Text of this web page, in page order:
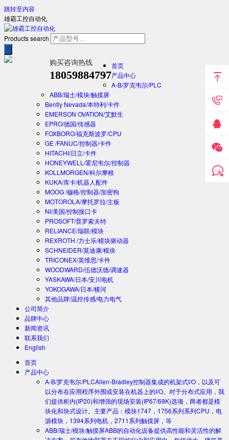
跳转至内容
雄霸工控自动化
Products search
购买咨询热线
18059884797
首页
产品中心
A-B/罗克韦尔/PLC
ABB/瑞士/模块/触摸屏
Bently Nevada/本特利/卡件
EMERSON OVATION/艾默生
EPRO/德国/传感器
FOXBORO/福克斯波罗/CPU
GE /FANUC/控制器/卡件
HITACHI/日立/卡件
HONEYWELL/霍尼韦尔/控制器
KOLLMORGEN/科尔摩根
KUKA/库卡/机器人配件
MOOG /穆格/控制器/加密狗
MOTOROLA/摩托罗拉/主板
NI/美国/控制接口卡
PROSOFT/普罗索夫特
RELIANCE/瑞联/模块
REXROTH /力士乐/模块驱动器
SCHNEIDER/莫迪康/模块
TRICONEX/英维思/卡件
WOODWARD/伍德沃德/调速器
YASKAWA/日本/安川电机
YOKOGAWA/日本/横河
其他品牌/温控传感/电力电气
公司简介
品牌中心
新闻资讯
联系我们
English
首页
产品中心
A-B/罗克韦尔/PLCAllen-Bradley控制器集成的机架式I/O，以及可
以分布在应用程序外围或安装在机器上的I/O。对于分布式应用，我
们提供柜内(IP20)和增强的现场安装(IP67/69K)选项，两者都是模
块化和块式设计。主要产品：模块1747，1756系列系列CPU，电
源模块，1394系列电机，2711系列触摸屏，等
ABB/瑞士/模块/触摸屏ABB的自动化设备提供高性能和灵活性的解